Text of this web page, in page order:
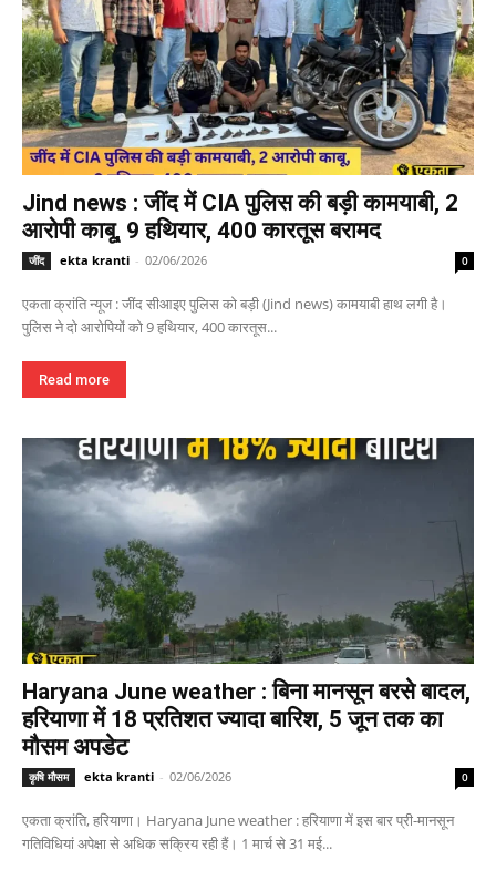
Jind news : जींद में CIA पुलिस की बड़ी कामयाबी, 2
आरोपी काबू, 9 हथियार, 400 कारतूस बरामद
जींद ekta kranti - 02/06/2026 0
एकता क्रांति न्यूज : जींद सीआइए पुलिस को बड़ी (Jind news) कामयाबी हाथ लगी है।
पुलिस ने दो आरोपियों को 9 हथियार, 400 कारतूस...
Read more
Haryana June weather : बिना मानसून बरसे बादल,
हरियाणा में 18 प्रतिशत ज्यादा बारिश, 5 जून तक का
मौसम अपडेट
कृषि मौसम ekta kranti - 02/06/2026 0
एकता क्रांति, हरियाणा। Haryana June weather : हरियाणा में इस बार प्री-मानसून
गतिविधियां अपेक्षा से अधिक सक्रिय रही हैं। 1 मार्च से 31 मई...